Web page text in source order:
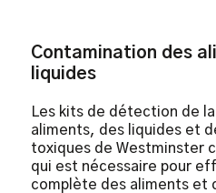
Contamination des
liquides
Les kits de détection de
aliments, des liquides et
toxiques de Westminster
qui est nécessaire pour
complète des aliments et